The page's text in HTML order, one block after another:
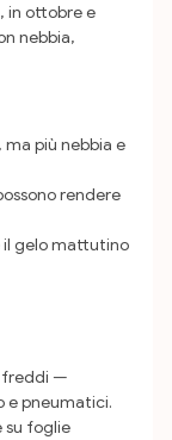
in ottobre e
nebbia,
ma più nebbia e
rendere
il gelo mattutino
freddi —
e pneumatici.
su foglie